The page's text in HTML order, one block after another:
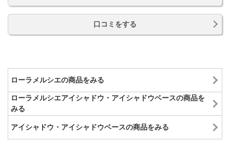
口コミをする
ローラメルシエの商品をみる
ローラメルシエアイシャドウ・アイシャドウベースの商品を
みる
アイシャドウ・アイシャドウベースの商品をみる